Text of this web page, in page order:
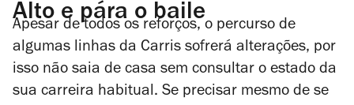
Alto e pára o baile
Apesar de todos os reforços, o percurso de
algumas linhas da Carris sofrerá alterações, por
isso não saia de casa sem consultar o estado da
sua carreira habitual. Se precisar mesmo de se